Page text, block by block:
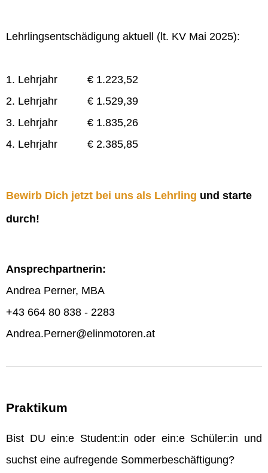
Lehrlingsentschädigung aktuell (lt. KV Mai 2025):
1. Lehrjahr € 1.223,52
2. Lehrjahr € 1.529,39
3. Lehrjahr € 1.835,26
4. Lehrjahr € 2.385,85
Bewirb Dich jetzt bei uns als Lehrling und starte
durch!
Ansprechpartnerin:
Andrea Perner, MBA
+43 664 80 838 - 2283
Andrea.Perner@elinmotoren.at
Praktikum
Bist DU ein:e Student:in oder ein:e Schüler:in und
suchst eine aufregende Sommerbeschäftigung?